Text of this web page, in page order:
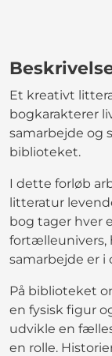
Et kreativt
bogkarakterer
samarbejde og
biblioteket.
I dette forløb
litteratur
bog tager hver
fortælleunivers,
samarbejde er i
På biblioteket
en fysisk figur
udvikle en
en rolle.